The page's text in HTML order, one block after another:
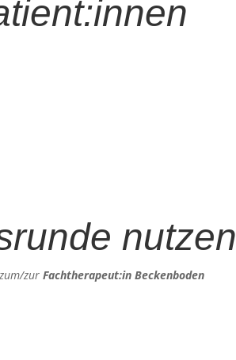
nutzen
zur Fachtherapeut:in Beckenboden